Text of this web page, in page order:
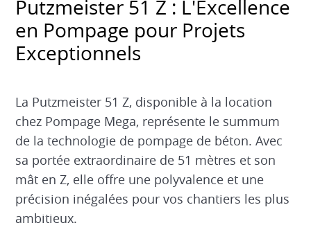
Putzmeister 51 Z : L'Excellence
en Pompage pour Projets
Exceptionnels
La Putzmeister 51 Z, disponible à la location
chez Pompage Mega, représente le summum
de la technologie de pompage de béton. Avec
sa portée extraordinaire de 51 mètres et son
mât en Z, elle offre une polyvalence et une
précision inégalées pour vos chantiers les plus
ambitieux.